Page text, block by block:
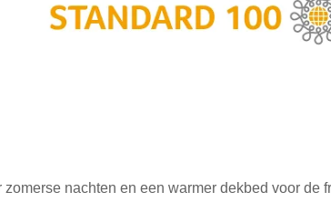
nachten en een warmer dekbed voor